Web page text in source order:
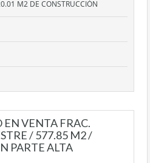
M2 DE CONSTRUCCIÓN
EN VENTA FRAC.
/ 577.85 M2 /
PARTE ALTA